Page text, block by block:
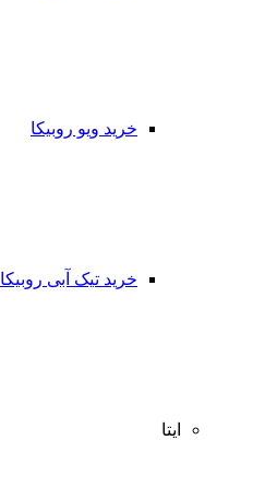
خرید ویو روبیکا
خرید تیک آبی روبیکا
ایتا